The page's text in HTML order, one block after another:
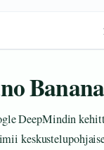
DeepMindin